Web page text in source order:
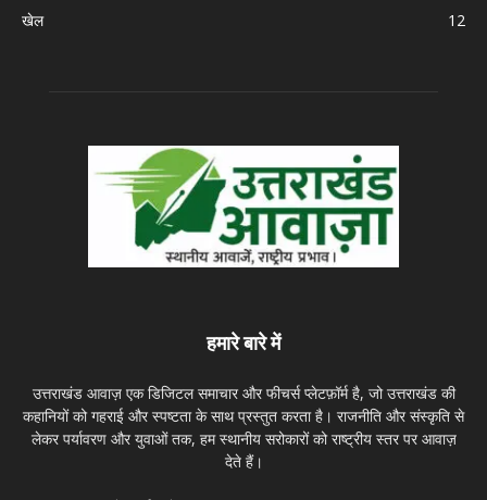
खेल
12
हमारे बारे में
उत्तराखंड आवाज़ एक डिजिटल समाचार और फीचर्स प्लेटफ़ॉर्म है, जो उत्तराखंड की
कहानियों को गहराई और स्पष्टता के साथ प्रस्तुत करता है। राजनीति और संस्कृति से
लेकर पर्यावरण और युवाओं तक, हम स्थानीय सरोकारों को राष्ट्रीय स्तर पर आवाज़
देते हैं।